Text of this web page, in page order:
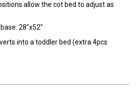
allow the cot bed to adjust as
28"x52"
into a toddler bed (extra 4pcs